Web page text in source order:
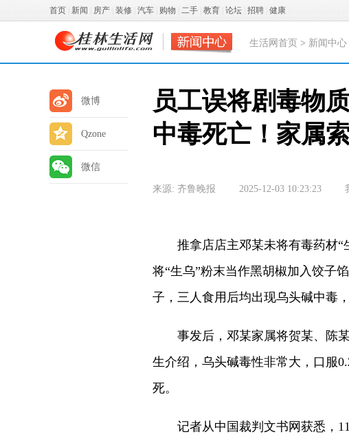
首页 新闻 房产 装修 汽车 购物 二手 教育 论坛 招聘 健康
生活网首页 > 新闻中心
微博
Qzone
微信
员工误将剧毒物
中毒死亡！家属
来源: 齐鲁晚报 2025-12-03 10:23:23
推拿店店主邓某未将有毒药材“
将“生乌”粉末当作黑胡椒加入饺子
子，三人食用后均出现乌头碱中毒
事发后，邓某家属将贺某、陈某
生介绍，乌头碱毒性非常大，口服
死。
记者从中国裁判文书网获悉，11